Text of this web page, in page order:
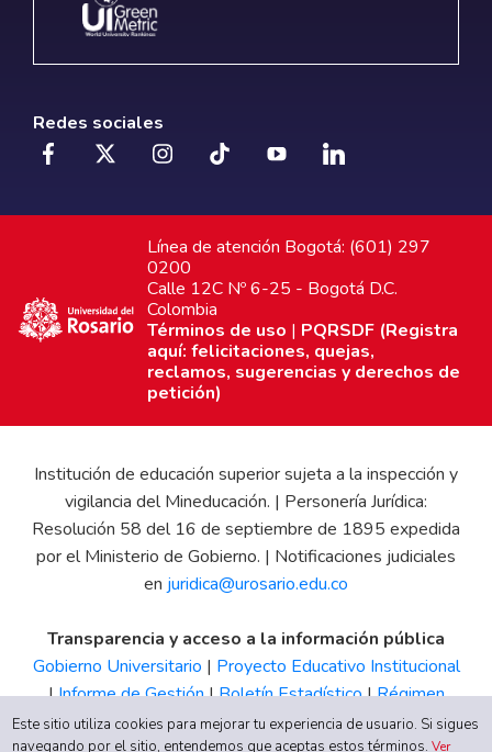
Redes sociales
Línea de atención Bogotá: (601) 297
0200
Calle 12C Nº 6-25 - Bogotá D.C.
Colombia
Términos de uso | PQRSDF (Registra
aquí: felicitaciones, quejas,
reclamos, sugerencias y derechos de
petición)
Institución de educación superior sujeta a la inspección y
vigilancia del Mineducación. | Personería Jurídica:
Resolución 58 del 16 de septiembre de 1895 expedida
por el Ministerio de Gobierno. | Notificaciones judiciales
en juridica@urosario.edu.co
Transparencia y acceso a la información pública
Gobierno Universitario | Proyecto Educativo Institucional
|Informe de Gestión|Boletín Estadístico|Régimen
Tributario|Estados Financieros |Código de Ética| Canal
Este sitio utiliza cookies para mejorar tu experiencia de usuario. Si sigues
navegando por el sitio, entendemos que aceptas estos términos.Ver